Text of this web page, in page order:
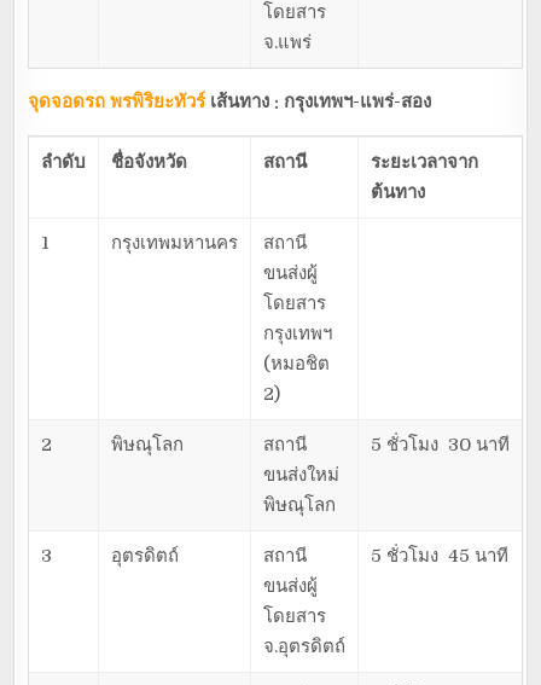
โดยสาร
จ.แพร่
จุดจอดรถ พรพิริยะทัวร์เส้นทาง : กรุงเทพฯ-แพร่-สอง
ลำดับ ชื่อจังหวัด สถานี
ระยะเวลาจาก
ต้นทาง
1 กรุงเทพมหานคร
สถานี
ขนส่งผู้
โดยสาร
กรุงเทพฯ
(หมอชิต
2)
2 พิษณุโลก
สถานี
ขนส่งใหม่
พิษณุโลก
5 ชั่วโมง 30 นาที
3 อุตรดิตถ์
สถานี
ขนส่งผู้
โดยสาร
จ.อุตรดิตถ์
5 ชั่วโมง 45 นาที